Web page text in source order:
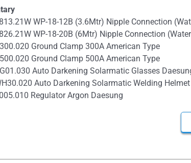
WP-18-12B (3.6Mtr) Nipple Connection
WP-18-20B (6Mtr) Nipple Connection
Ground Clamp 300A American Type
Ground Clamp 500A American Type
Auto Darkening Solarmatic Glasses
Auto Darkening Solarmatic Welding
Regulator Argon Daesung